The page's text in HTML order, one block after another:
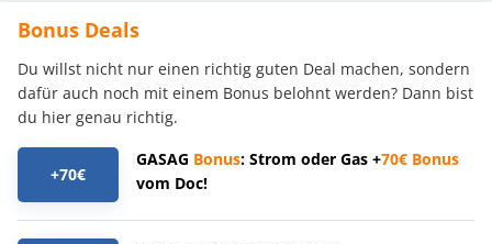
Bonus Deals
Du willst nicht nur einen richtig guten Deal machen, sondern
dafür auch noch mit einem Bonus belohnt werden? Dann bist
du hier genau richtig.
+70€
GASAG Bonus: Strom oder Gas +70€ Bonus
vom Doc!